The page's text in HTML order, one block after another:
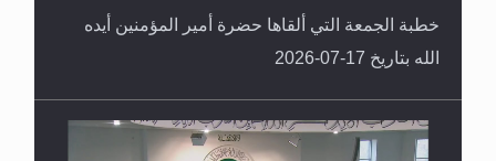
خطبة الجمعة التي ألقاها حضرة أمير المؤمنين أيده
الله بتاريخ 17-07-2026